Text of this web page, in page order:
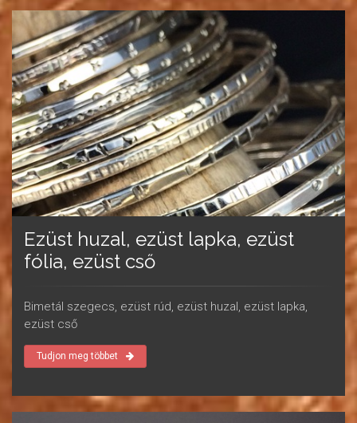
Ezüst huzal, ezüst lapka, ezüst
fólia, ezüst cső
Bimetál szegecs, ezüst rúd, ezüst huzal, ezüst lapka,
ezüst cső
Tudjon meg többet